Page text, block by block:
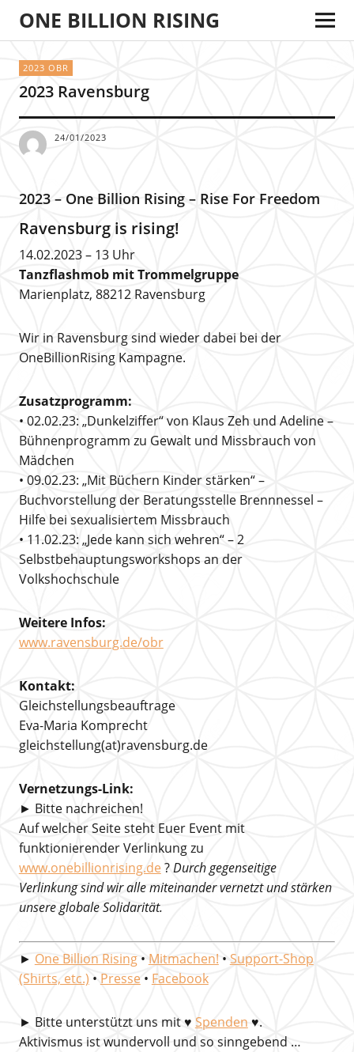
ONE BILLION RISING
2023 OBR
2023 Ravensburg
24/01/2023
2023 – One Billion Rising – Rise For Freedom
Ravensburg is rising!
14.02.2023 – 13 Uhr
Tanzflashmob mit Trommelgruppe
Marienplatz, 88212 Ravensburg
Wir in Ravensburg sind wieder dabei bei der
OneBillionRising Kampagne.
Zusatzprogramm:
• 02.02.23: „Dunkelziffer“ von Klaus Zeh und Adeline –
Bühnenprogramm zu Gewalt und Missbrauch von
Mädchen
• 09.02.23: „Mit Büchern Kinder stärken“ –
Buchvorstellung der Beratungsstelle Brennnessel –
Hilfe bei sexualisiertem Missbrauch
• 11.02.23: „Jede kann sich wehren“ – 2
Selbstbehauptungsworkshops an der
Volkshochschule
Weitere Infos:
www.ravensburg.de/obr
Kontakt:
Gleichstellungsbeauftrage
Eva-Maria Komprecht
gleichstellung(at)ravensburg.de
Vernetzungs-Link:
► Bitte nachreichen!
Auf welcher Seite steht Euer Event mit
funktionierender Verlinkung zu
www.onebillionrising.de ?Durch gegenseitige
Verlinkung sind wir alle miteinander vernetzt und stärken
unsere globale Solidarität.
► One Billion Rising• Mitmachen! • Support-Shop
(Shirts, etc.) • Presse • Facebook
► Bitte unterstützt uns mit♥ Spenden ♥.
Aktivismus ist wundervoll und so sinngebend …